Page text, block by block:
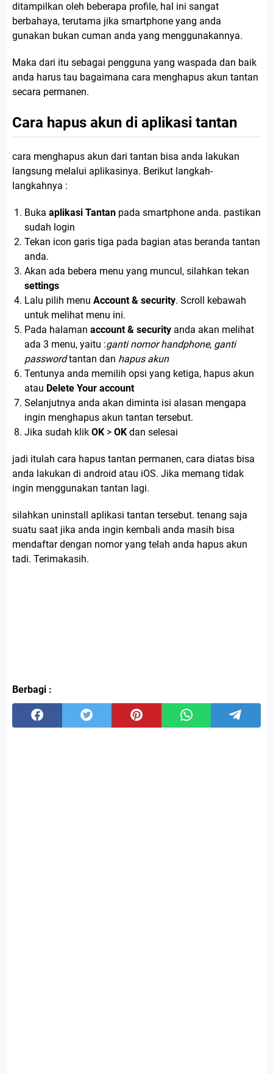
ditampilkan oleh beberapa profile, hal ini sangat
berbahaya, terutama jika smartphone yang anda
gunakan bukan cuman anda yang menggunakannya.
Maka dari itu sebagai pengguna yang waspada dan baik
anda harus tau bagaimana cara menghapus akun tantan
secara permanen.
Cara hapus akun di aplikasi tantan
cara menghapus akun dari tantan bisa anda lakukan
langsung melalui aplikasinya. Berikut langkah-
langkahnya :
Buka aplikasi Tantan pada smartphone anda. pastikan
sudah login
Tekan icon garis tiga pada bagian atas beranda tantan
anda.
Akan ada bebera menu yang muncul, silahkan tekan
settings
Lalu pilih menu Account & security. Scroll kebawah
untuk melihat menu ini.
Pada halaman account & security anda akan melihat
ada 3 menu, yaitu :ganti nomor handphone, ganti
passwordtantan dan hapus akun
Tentunya anda memilih opsi yang ketiga, hapus akun
atau Delete Your account
Selanjutnya anda akan diminta isi alasan mengapa
ingin menghapus akun tantan tersebut.
Jika sudah klik OK > OK dan selesai
jadi itulah cara hapus tantan permanen, cara diatas bisa
anda lakukan di android atau iOS. Jika memang tidak
ingin menggunakan tantan lagi.
silahkan uninstall aplikasi tantan tersebut. tenang saja
suatu saat jika anda ingin kembali anda masih bisa
mendaftar dengan nomor yang telah anda hapus akun
tadi. Terimakasih.
Berbagi :